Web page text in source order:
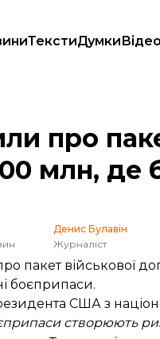
ТекстиДумкиВідео
Україні на $800 млн,
про
млн, де
Денис Булавін
Журналіст
пакет військової
боєприпаси.
США з
створюють